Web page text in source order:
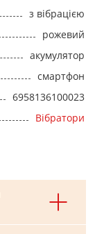
з вібрацією
рожевий
акумулятор
смартфон
6958136100023
Вібратори